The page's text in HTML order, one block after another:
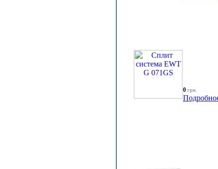
0 грн.